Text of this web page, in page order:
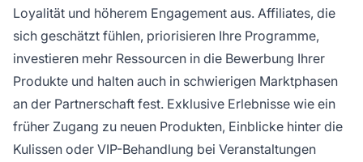
Loyalität und höherem Engagement aus. Affiliates, die
sich geschätzt fühlen, priorisieren Ihre Programme,
investieren mehr Ressourcen in die Bewerbung Ihrer
Produkte und halten auch in schwierigen Marktphasen
an der Partnerschaft fest. Exklusive Erlebnisse wie ein
früher Zugang zu neuen Produkten, Einblicke hinter die
Kulissen oder VIP-Behandlung bei Veranstaltungen